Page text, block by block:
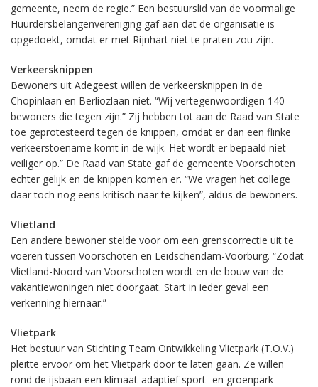
gemeente, neem de regie.” Een bestuurslid van de voormalige
Huurdersbelangenvereniging gaf aan dat de organisatie is
opgedoekt, omdat er met Rijnhart niet te praten zou zijn.
Verkeersknippen
Bewoners uit Adegeest willen de verkeersknippen in de
Chopinlaan en Berliozlaan niet. “Wij vertegenwoordigen 140
bewoners die tegen zijn.” Zij hebben tot aan de Raad van State
toe geprotesteerd tegen de knippen, omdat er dan een flinke
verkeerstoename komt in de wijk. Het wordt er bepaald niet
veiliger op.” De Raad van State gaf de gemeente Voorschoten
echter gelijk en de knippen komen er. “We vragen het college
daar toch nog eens kritisch naar te kijken”, aldus de bewoners.
Vlietland
Een andere bewoner stelde voor om een grenscorrectie uit te
voeren tussen Voorschoten en Leidschendam-Voorburg. “Zodat
Vlietland-Noord van Voorschoten wordt en de bouw van de
vakantiewoningen niet doorgaat. Start in ieder geval een
verkenning hiernaar.”
Vlietpark
Het bestuur van Stichting Team Ontwikkeling Vlietpark (T.O.V.)
pleitte ervoor om het Vlietpark door te laten gaan. Ze willen
rond de ijsbaan een klimaat-adaptief sport- en groenpark